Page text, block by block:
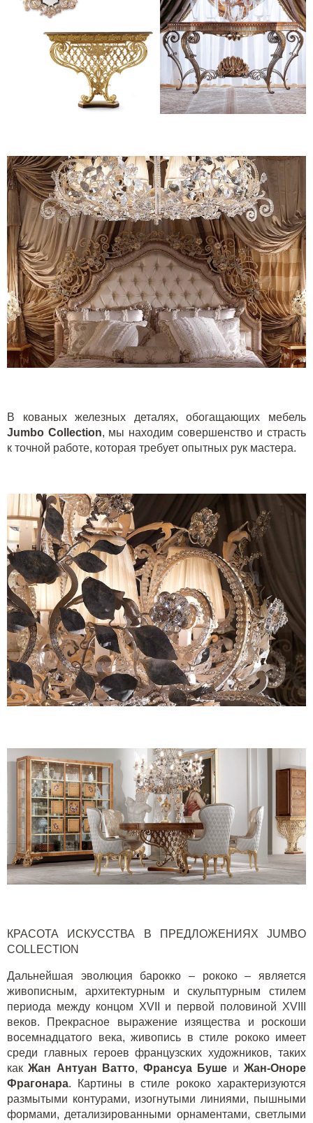
В кованых железных деталях, обогащающих мебель
Jumbo Collection, мы находим совершенство и страсть
к точной работе, которая требует опытных рук мастера.
КРАСОТА ИСКУССТВА В ПРЕДЛОЖЕНИЯХ JUMBO
COLLECTION
Дальнейшая эволюция барокко – рококо – является
живописным, архитектурным и скульптурным стилем
периода между концом XVII и первой половиной XVIII
веков. Прекрасное выражение изящества и роскоши
восемнадцатого века, живопись в стиле рококо имеет
среди главных героев французских художников, таких
какЖан Антуан Ватто, Франсуа Буше иЖан-Оноре
Фрагонара. Картины в стиле рококо характеризуются
размытыми контурами, изогнутыми линиями, пышными
формами, детализированными орнаментами, светлыми